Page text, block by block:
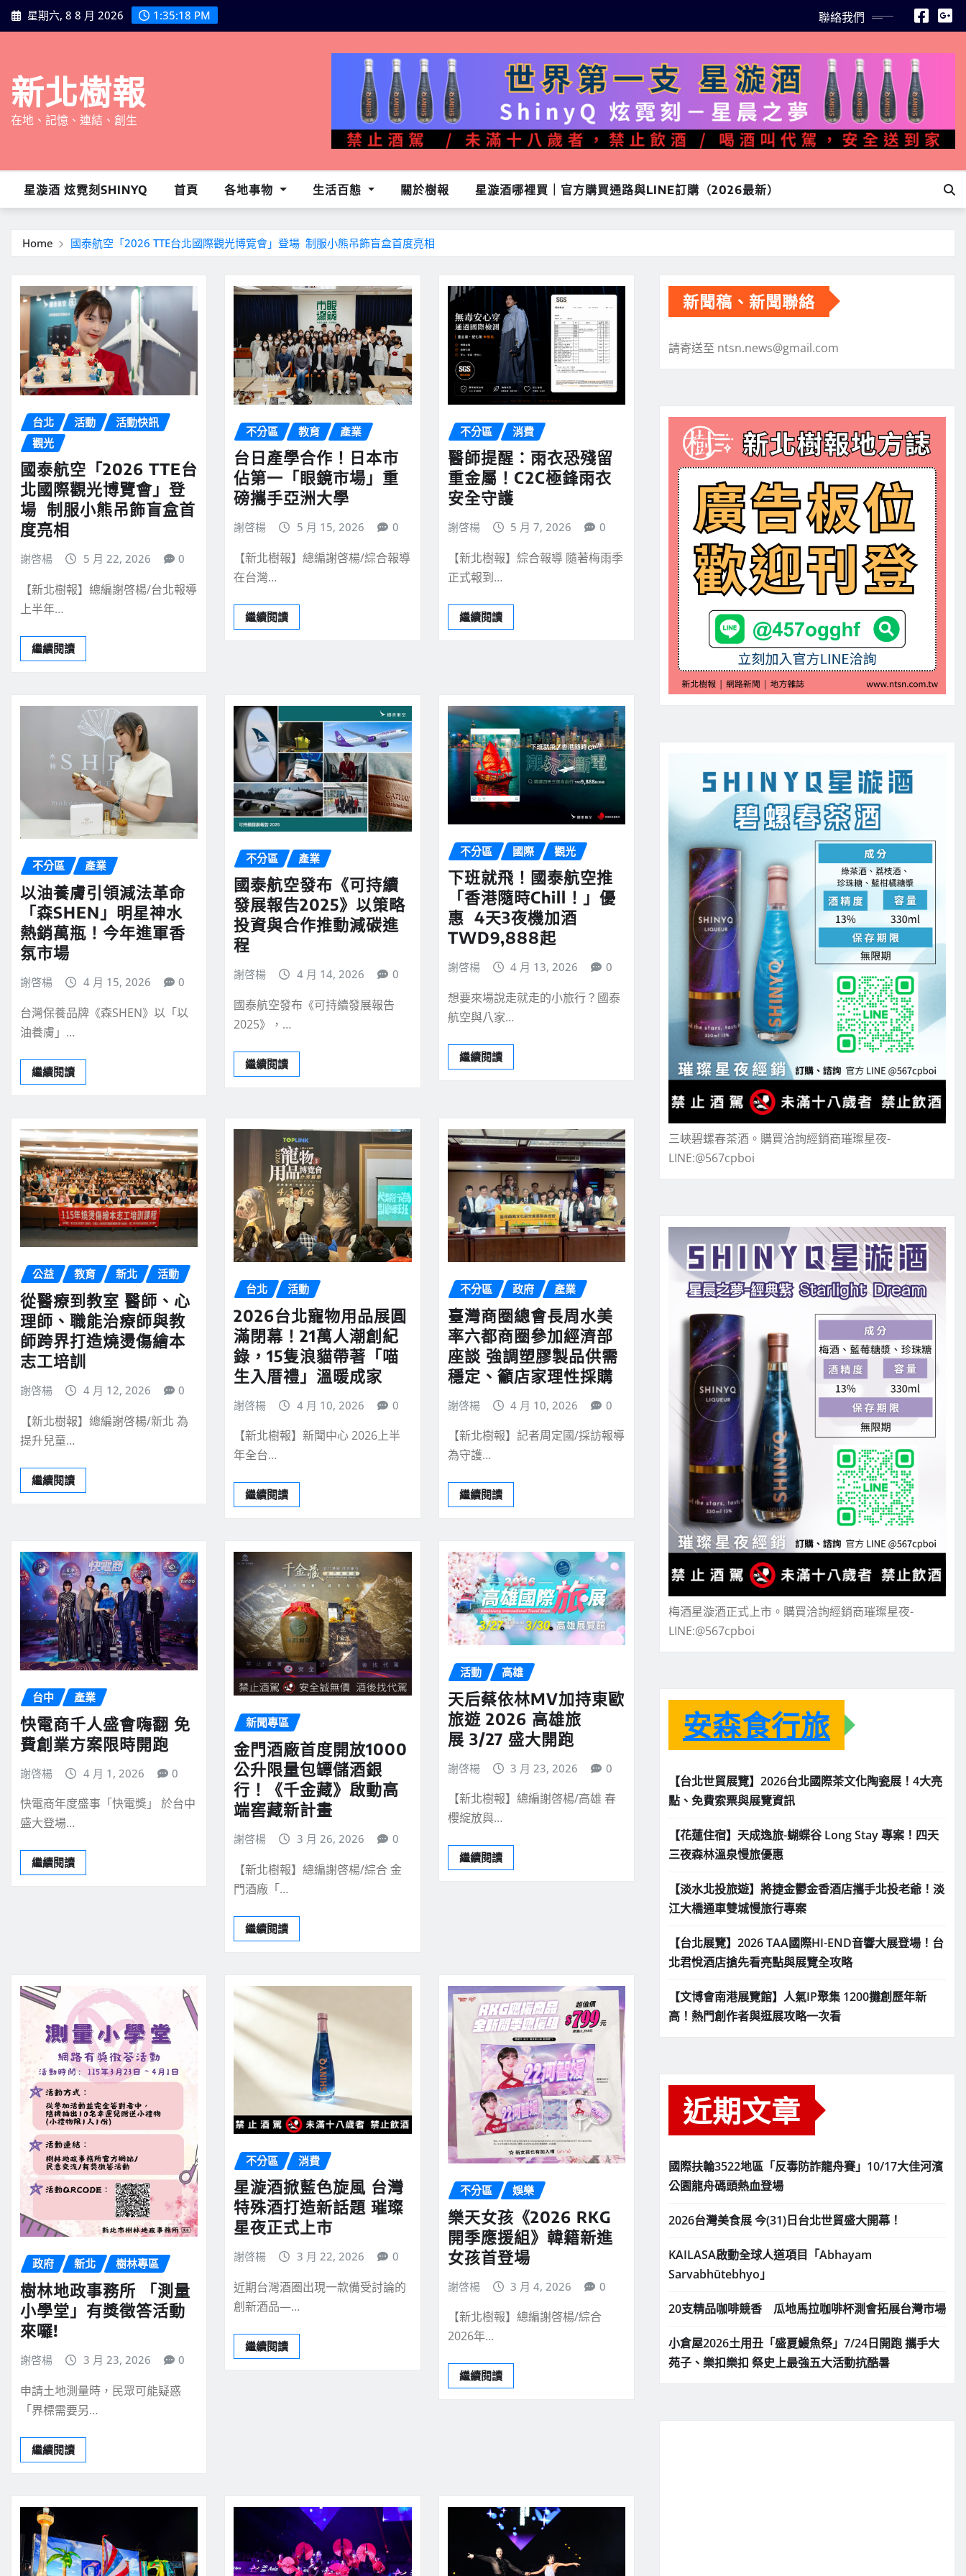
Skip
to
星期六, 8 8 月 2026 1:35:20 PM 聯絡我們
新北樹報
在地、記憶、連結、創生
星漩酒 炫霓刻SHINYQ 首頁 各地事物 生活百態 關於樹報 星漩酒哪裡買｜官方購買通路與LINE訂購（2026最新）
Home 國泰航空「2026 TTE台北國際觀光博覽會」登場 制服小熊吊飾盲盒首度亮相
台北 活動
活動快訊
觀光
國泰航空「2026 TTE台
北國際觀光博覽會」登
場 制服小熊吊飾盲盒首
度亮相
謝啓楊 5 月 22, 2026 0
【新北樹報】總編謝啓楊/台北報導
上半年…
繼續閱讀
不分區 教育 產業
台日產學合作！日本市
佔第一「眼鏡市場」重
磅攜手亞洲大學
謝啓楊 5 月 15, 2026 0
【新北樹報】總編謝啓楊/綜合報導
在台灣…
繼續閱讀
不分區 消費
醫師提醒：雨衣恐殘留
重金屬！C2C極鋒雨衣
安全守護
謝啓楊 5 月 7, 2026 0
【新北樹報】綜合報導 隨著梅雨季
正式報到…
繼續閱讀
不分區 產業
以油養膚引領減法革命
「森SHEN」明星神水
熱銷萬瓶！今年進軍香
氛市場
謝啓楊 4 月 15, 2026 0
台灣保養品牌《森SHEN》以「以
油養膚」…
繼續閱讀
不分區 產業
國泰航空發布《可持續
發展報告2025》以策略
投資與合作推動減碳進
程
謝啓楊 4 月 14, 2026 0
國泰航空發布《可持續發展報告
2025》，…
繼續閱讀
不分區 國際 觀光
下班就飛！國泰航空推
「香港隨時Chill！」優
惠 4天3夜機加酒
TWD9,888起
謝啓楊 4 月 13, 2026 0
想要來場說走就走的小旅行？國泰
航空與八家…
繼續閱讀
公益 教育 新北 活動
從醫療到教室 醫師、心
理師、職能治療師與教
師跨界打造燒燙傷繪本
志工培訓
謝啓楊 4 月 12, 2026 0
【新北樹報】總編謝啓楊/新北 為
提升兒童…
繼續閱讀
台北 活動
2026台北寵物用品展圓
滿閉幕！21萬人潮創紀
錄，15隻浪貓帶著「喵
生入厝禮」溫暖成家
謝啓楊 4 月 10, 2026 0
【新北樹報】新聞中心 2026上半
年全台…
繼續閱讀
不分區 政府 產業
臺灣商圈總會長周水美
率六都商圈參加經濟部
座談 強調塑膠製品供需
穩定、籲店家理性採購
謝啓楊 4 月 10, 2026 0
【新北樹報】記者周定國/採訪報導
為守護…
繼續閱讀
台中 產業
快電商千人盛會嗨翻 免
費創業方案限時開跑
謝啓楊 4 月 1, 2026 0
快電商年度盛事「快電獎」 於台中
盛大登場…
繼續閱讀
新聞專區
金門酒廠首度開放1000
公升限量包罈儲酒銀
行！《千金藏》啟動高
端窖藏新計畫
謝啓楊 3 月 26, 2026 0
【新北樹報】總編謝啓楊/綜合 金
門酒廠「…
繼續閱讀
活動 高雄
天后蔡依林MV加持東歐
旅遊 2026 高雄旅
展 3/27 盛大開跑
謝啓楊 3 月 23, 2026 0
【新北樹報】總編謝啓楊/高雄 春
櫻綻放與…
繼續閱讀
政府 新北 樹林專區
樹林地政事務所 「測量
小學堂」有獎徵答活動
來囉!
謝啓楊 3 月 23, 2026 0
申請土地測量時，民眾可能疑惑
「界標需要另…
繼續閱讀
不分區 消費
星漩酒掀藍色旋風 台灣
特殊酒打造新話題 璀璨
星夜正式上市
謝啓楊 3 月 22, 2026 0
近期台灣酒圈出現一款備受討論的
創新酒品—…
繼續閱讀
不分區 娛樂
樂天女孩《2026 RKG
開季應援組》韓籍新進
女孩首登場
謝啓楊 3 月 4, 2026 0
【新北樹報】總編謝啓楊/綜合
2026年…
繼續閱讀
新聞稿、新聞聯絡
請寄送至 ntsn.news@gmail.com
三峽碧螺春茶酒。購買洽詢經銷商璀璨星夜-
LINE:@567cpboi
梅酒星漩酒正式上市。購買洽詢經銷商璀璨星夜-
LINE:@567cpboi
安森食行旅
【台北世貿展覽】2026台北國際茶文化陶瓷展！4大亮
點、免費索票與展覽資訊
【花蓮住宿】天成逸旅-蝴蝶谷 Long Stay 專案！四天
三夜森林溫泉慢旅優惠
【淡水北投旅遊】將捷金鬱金香酒店攜手北投老爺！淡
江大橋通車雙城慢旅行專案
【台北展覽】2026 TAA國際HI-END音響大展登場！台
北君悅酒店搶先看亮點與展覽全攻略
【文博會南港展覽館】人氣IP聚集 1200攤創歷年新
高！熱門創作者與逛展攻略一次看
近期文章
國際扶輪3522地區「反毒防詐龍舟賽」10/17大佳河濱
公園龍舟碼頭熱血登場
2026台灣美食展 今(31)日台北世貿盛大開幕！
KAILASA啟動全球人道項目「Abhayam
Sarvabhūtebhyo」
20支精品咖啡競香 瓜地馬拉咖啡杯測會拓展台灣市場
小倉屋2026土用丑「盛夏鰻魚祭」7/24日開跑 攜手大
苑子、樂扣樂扣 祭史上最強五大活動抗酷暑